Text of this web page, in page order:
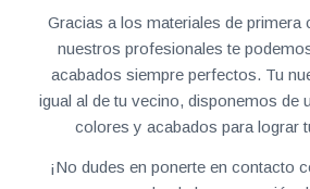
Gracias a los materiales de primera
nuestros profesionales te
acabados siempre perfectos. Tu
igual al de tu vecino, disponemos de
colores y acabados para lograr
¡No dudes en ponerte en contacto